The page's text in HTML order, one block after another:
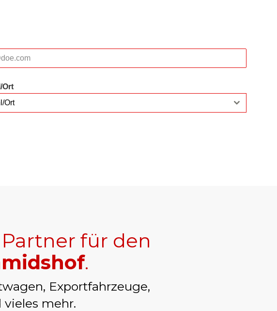
Ort
Ort
für den
.
Exportfahrzeuge,
mehr.